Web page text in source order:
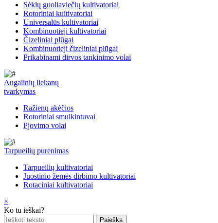
Sėklų guoliaviečių kultivatoriai
Rotoriniai kultivatoriai
Universalūs kultivatoriai
Kombinuotieji kultivatoriai
Čizeliniai plūgai
Kombinuotieji čizeliniai plūgai
Prikabinami dirvos tankinimo volai
Augalinių liekanų
tvarkymas
Ražienų akėčios
Rotoriniai smulkintuvai
Pjovimo volai
Tarpueilių purenimas
Tarpueilių kultivatoriai
Juostinio žemės dirbimo kultivatoriai
Rotaciniai kultivatoriai
×
Ko tu ieškai?